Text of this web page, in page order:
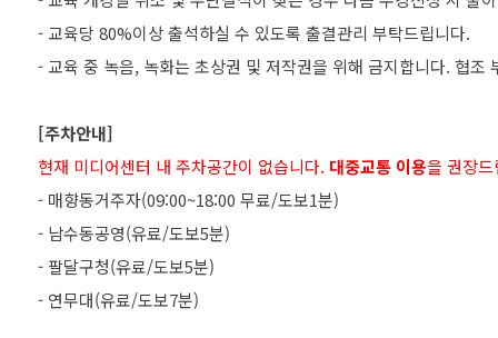
- 교육당 80%이상 출석하실 수 있도록 출결관리 부탁드립니다.
- 교육 중 녹음, 녹화는 초상권 및 저작권을 위해 금지합니다. 협조
[주차안내]
현재 미디어센터 내 주차공간이 없습니다. 대중교통 이용을 권장
- 매향동거주자(09:00~18:00 무료/도보1분)
- 남수동공영(유료/도보5분)
- 팔달구청(유료/도보5분)
- 연무대(유료/도보7분)